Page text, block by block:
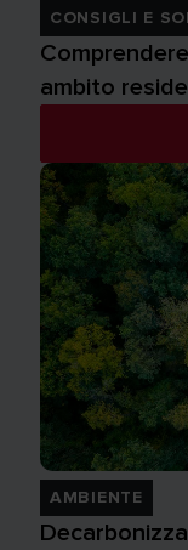
CONSIGLI E
ambito
AMBIENTE